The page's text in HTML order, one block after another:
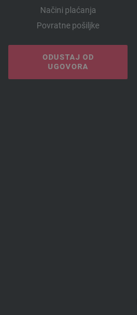
Načini plaćanja
Povratne pošiljke
ODUSTAJ OD
UGOVORA